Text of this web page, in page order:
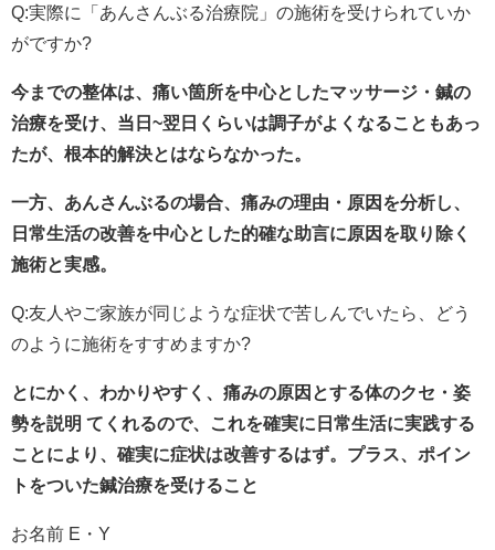
Q:実際に「あんさんぶる治療院」の施術を受けられていか
がですか?
今までの整体は、痛い箇所を中心としたマッサージ・鍼の
治療を受け、当日~翌日くらいは調子がよくなることもあっ
たが、根本的解決とはならなかった。
一方、あんさんぶるの場合、痛みの理由・原因を分析し、
日常生活の改善を中心とした的確な助言に原因を取り除く
施術と実感。
Q:友人やご家族が同じような症状で苦しんでいたら、どう
のように施術をすすめますか?
とにかく、わかりやすく、痛みの原因とする体のクセ・姿
勢を説明 てくれるので、これを確実に日常生活に実践する
ことにより、確実に症状は改善するはず。プラス、ポイン
トをついた鍼治療を受けること
お名前 E・Y